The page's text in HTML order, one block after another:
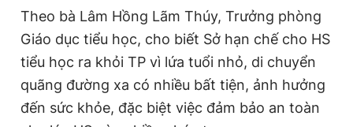
Theo bà Lâm Hồng Lãm Thúy, Trưởng phòng
Giáo dục tiểu học, cho biết Sở hạn chế cho HS
tiểu học ra khỏi TP vì lứa tuổi nhỏ, di chuyển
quãng đường xa có nhiều bất tiện, ảnh hưởng
đến sức khỏe, đặc biệt việc đảm bảo an toàn